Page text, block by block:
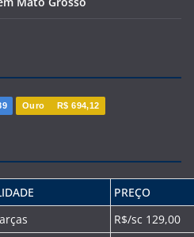
Ouro R$ 694,12
PREÇO
R$/sc 129,00